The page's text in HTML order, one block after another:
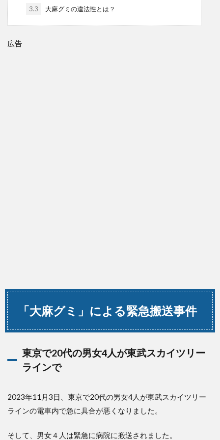
3.3 大麻グミの違法性とは？
広告
「大麻グミ」による緊急搬送事件
東京で20代の男女4人が東武スカイツリー
ラインで
2023年11月3日、東京で20代の男女4人が東武スカイツリー
ラインの電車内で急に具合が悪くなりました。
そして、男女４人は緊急に病院に搬送されました。